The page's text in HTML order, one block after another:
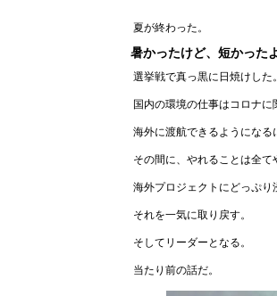
夏が終わった。
暑かったけど、短かった
選挙戦で真っ黒に日焼けした。
国内の環境の仕事はコロナに
海外に渡航できるようになる
その間に、やれることは全て
海外プロジェクトにどっぷり
それを一気に取り戻す。
そしてリーダーとなる。
当たり前の話だ。